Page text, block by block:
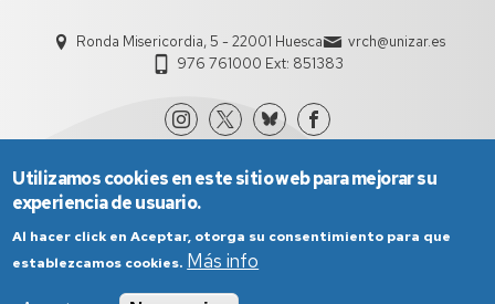
Ronda Misericordia, 5 - 22001 Huesca
vrch@unizar.es
976 761000 Ext: 851383
Utilizamos cookies en este sitio web para mejorar su
experiencia de usuario.
Al hacer click en Aceptar, otorga su consentimiento para que
establezcamos cookies. Más info